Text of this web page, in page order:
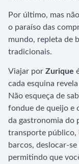
Por último, mas
o paraíso das
mundo, repleta de
tradicionais.
Viajar por Zurique
cada esquina
Não esqueça de
fondue de queijo e
da gastronomia do
transporte público,
barcos, deslocar-
permitindo que